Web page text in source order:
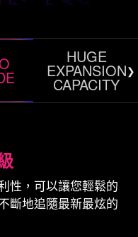
HUGE
EXPANSION
CAPACITY
性，可以讓您輕鬆的
斷地追隨最新最炫的
件
了 4 x M.2 SSD, 2 x
空間。
請透過MSI官網下載
體。
擬環繞體驗
享受前所未有的遊
戲3D音場環繞聲，
電影和電話會議。